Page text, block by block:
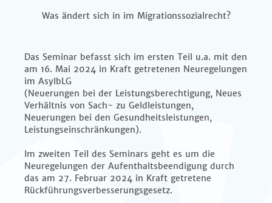
Was ändert sich in im Migrationssozialrecht?
Das Seminar befasst sich im ersten Teil u.a. mit den
am 16. Mai 2024 in Kraft getretenen Neuregelungen
im AsylbLG
(Neuerungen bei der Leistungsberechtigung, Neues
Verhältnis von Sach- zu Geldleistungen,
Neuerungen bei den Gesundheitsleistungen,
Leistungseinschränkungen).
Im zweiten Teil des Seminars geht es um die
Neuregelungen der Aufenthaltsbeendigung durch
das am 27. Februar 2024 in Kraft getretene
Rückführungsverbesserungsgesetz.